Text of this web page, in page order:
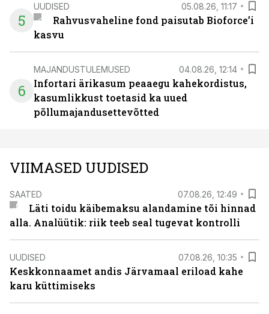
5
UUDISED 05.08.26, 11:17
Rahvusvaheline fond paisutab Bioforce’i
kasvu
6
MAJANDUSTULEMUSED 04.08.26, 12:14
Infortari ärikasum peaaegu kahekordistus,
kasumlikkust toetasid ka uued
põllumajandusettevõtted
VIIMASED UUDISED
SAATED 07.08.26, 12:49
Läti toidu käibemaksu alandamine tõi hinnad
alla. Analüütik: riik teeb seal tugevat kontrolli
UUDISED 07.08.26, 10:35
Keskkonnaamet andis Järvamaal eriload kahe
karu küttimiseks